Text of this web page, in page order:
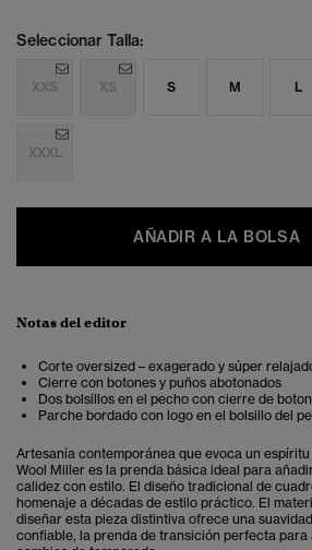
Seleccionar Talla:
XXS XS S M L
XXXL
AÑADIR A LA BOLSA
Notas del editor
Corte oversized – exagerado y súper
Cierre con botones y puños abotonados
Dos bolsillos en el pecho con cierre de
Parche bordado con logo en el bolsillo del
Artesanía contemporánea que evoca un
Wool Miller es la prenda básica ideal para
calidez con estilo. El diseño tradicional de
homenaje a décadas de estilo práctico. El
diseñar esta pieza distintiva ofrece una
confiable, la prenda de transición perfecta